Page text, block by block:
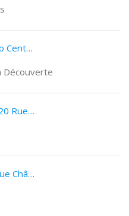
Caisse d'Epargne Saint-Malo Centre Commercial La Découverte
Découverte
Caisse d'Epargne Pleurtuit 20 Rue de Dinard
Caisse d'Epargne Dinan 4 Rue Châteaubriand